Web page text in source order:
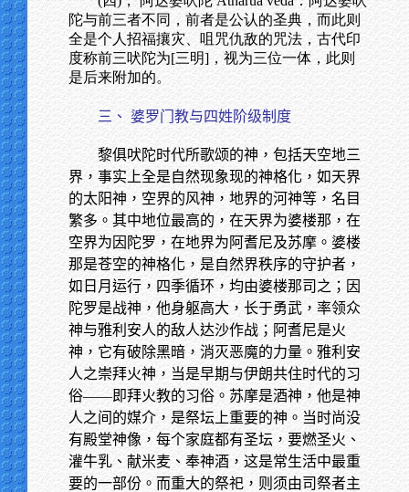
陀与前三者不同，前者是公认的圣典，而此则
全是个人招福攘灾、咀咒仇敌的咒法，古代印
度称前三吠陀为[三明]，视为三位一体，此则
是后来附加的。
三、 婆罗门教与四姓阶级制度
黎俱吠陀时代所歌颂的神，包括天空地三
界，事实上全是自然现象现的神格化，如天界
的太阳神，空界的风神，地界的河神等，名目
繁多。其中地位最高的，在天界为婆楼那，在
空界为因陀罗，在地界为阿耆尼及苏摩。婆楼
那是苍空的神格化，是自然界秩序的守护者，
如日月运行，四季循环，均由婆楼那司之；因
陀罗是战神，他身躯高大，长于勇武，率领众
神与雅利安人的敌人达沙作战；阿耆尼是火
神，它有破除黑暗，消灭恶魔的力量。雅利安
人之崇拜火神，当是早期与伊朗共住时代的习
俗——即拜火教的习俗。苏摩是酒神，他是神
人之间的媒介，是祭坛上重要的神。当时尚没
有殿堂神像，每个家庭都有圣坛，要燃圣火、
灌牛乳、献米麦、奉神酒，这是常生活中最重
要的一部份。而重大的祭祀，则须由司祭者主